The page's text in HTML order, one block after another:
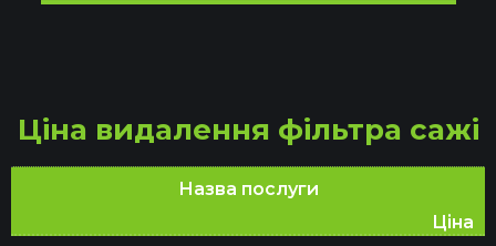
Ціна видалення фільтра сажі
Назва послуги
Ціна